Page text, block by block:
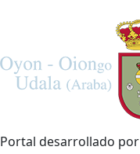
Portal desarrollado por